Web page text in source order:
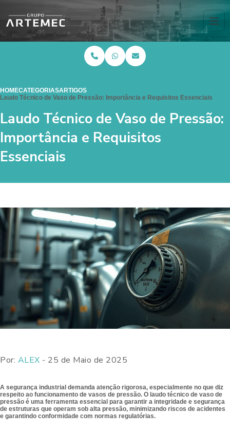
HOMECATEGORIASARTIGOS
Laudo Técnico de Vaso de Pressão: Importância e Requisitos Essenciais
Laudo Técnico de Vaso de Pressão:
Importância e Requisitos
Essenciais
Por: ALEX - 25 de Maio de 2025
A segurança industrial demanda atenção rigorosa, especialmente no que diz
respeito ao funcionamento de vasos de pressão. O laudo técnico de vaso de
pressão é uma ferramenta essencial para garantir a integridade e segurança
de estruturas que operam sob alta pressão, minimizando riscos de acidentes
e garantindo conformidade com normas regulatórias.